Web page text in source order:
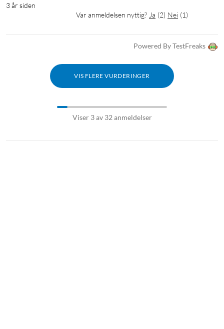
3 år siden
Var anmeldelsen nyttig? Ja (2) Nei (1)
Powered By TestFreaks
VIS FLERE VURDERINGER
Viser 3 av 32 anmeldelser